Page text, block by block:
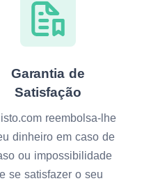
Garantia de
Satisfação
reembolsa-lhe
dinheiro em caso de
ou impossibilidade
se satisfazer o seu